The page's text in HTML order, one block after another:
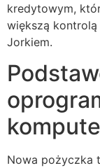
kredytowym,
większą
Jorkiem.
Nowa pożyczka